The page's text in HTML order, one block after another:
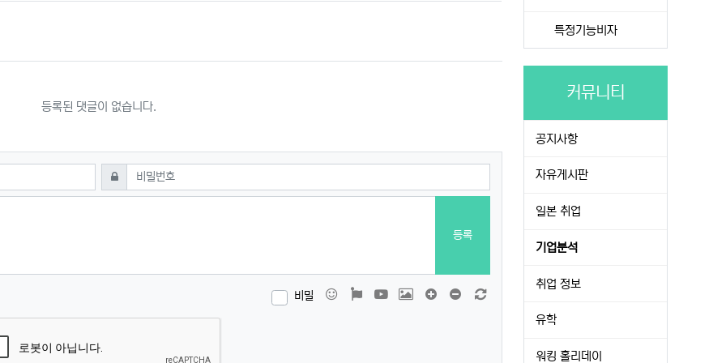
등록된 댓글이 없습니다.
비밀번호필수
등록
비밀 이모티콘폰트어썸동영상 이미지 댓글창 늘이기댓글창 줄이기
특정기능비자
커뮤니티
공지사항
자유게시판
일본 취업
기업분석
취업 정보
유학
워킹 홀리데이